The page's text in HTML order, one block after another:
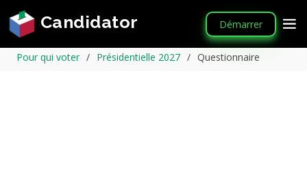
Candidator Démarrer
Pour qui voter Présidentielle 2027 Questionnaire